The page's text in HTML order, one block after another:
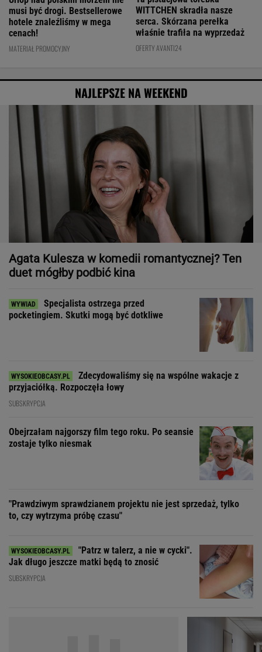
musi być drogi. Bestsellerowe
hotele znaleźliśmy w mega
cenach!
MATERIAŁ PROMOCYJNY
WITTCHEN skradła nasze
serca. Skórzana perełka
właśnie trafiła na wyprzedaż
OFERTY AVANTI24
NAJLEPSZE NA WEEKEND
Agata Kulesza w komedii romantycznej? Ten
duet mógłby podbić kina
Specjalista ostrzega przed
pocketingiem. Skutki mogą być dotkliwe
Zdecydowaliśmy się na wspólne wakacje z
przyjaciółką. Rozpoczęła łowy
SUBSKRYPCJA
Obejrzałam najgorszy film tego roku. Po seansie
zostaje tylko niesmak
"Prawdziwym sprawdzianem projektu nie jest sprzedaż, tylko
to, czy wytrzyma próbę czasu"
"Patrz w talerz, a nie w cycki".
Jak długo jeszcze matki będą to znosić
SUBSKRYPCJA